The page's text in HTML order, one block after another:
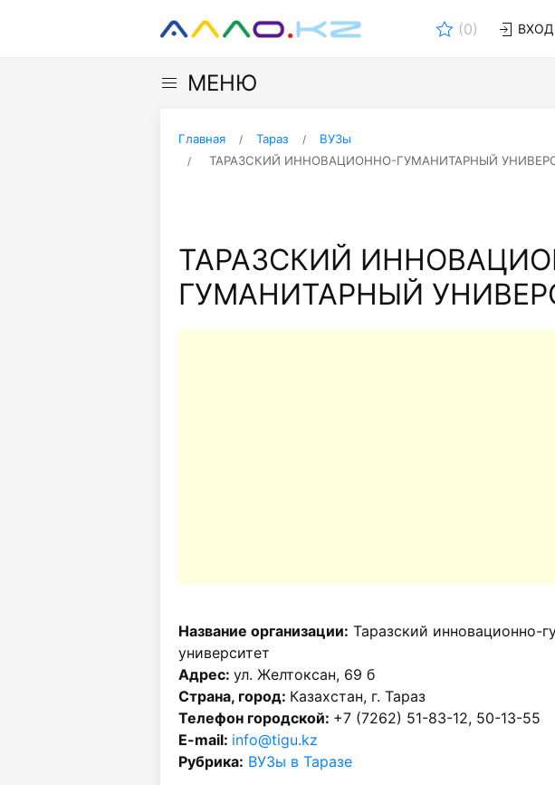
(0) ВХОД
МЕНЮ
Главная Тараз
ВУЗы
ТАРАЗСКИЙ ИННОВАЦИОННО-ГУМАНИТАРНЫЙ
ТАРАЗСКИЙ
ГУМАНИТАРНЫЙ
Название организации: Таразский инновационно-
университет
Адрес: ул. Желтоксан, 69 б
Страна, город: Казахстан, г. Тараз
Телефон городской: +7 (7262) 51-83-12, 50-13-55
E-mail: info@tigu.kz
Рубрика: ВУЗы в Таразе